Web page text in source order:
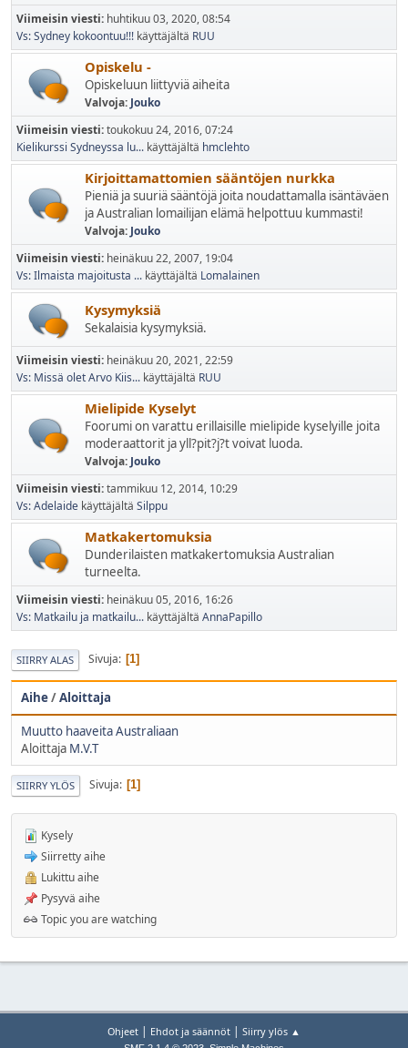
Viimeisin viesti: huhtikuu 03, 2020, 08:54
Vs: Sydney kokoontuu!!! käyttäjältä RUU
Opiskelu -
Opiskeluun liittyviä aiheita
Valvoja: Jouko
Viimeisin viesti:toukokuu 24, 2016, 07:24
Kielikurssi Sydneyssa lu... käyttäjältä hmclehto
Kirjoittamattomien sääntöjen nurkka
Pieniä ja suuriä sääntöjä joita noudattamalla isäntäväen
ja Australian lomailijan elämä helpottuu kummasti!
Valvoja: Jouko
Viimeisin viesti: heinäkuu 22, 2007, 19:04
Vs: Ilmaista majoitusta ... käyttäjältä Lomalainen
Kysymyksiä
Sekalaisia kysymyksiä.
Viimeisin viesti: heinäkuu 20, 2021, 22:59
Vs: Missä olet Arvo Kiis... käyttäjältä RUU
Mielipide Kyselyt
Foorumi on varattu erillaisille mielipide kyselyille joita
moderaattorit ja yll?pit?j?t voivat luoda.
Valvoja: Jouko
Viimeisin viesti:tammikuu 12, 2014, 10:29
Vs: Adelaide käyttäjältä Silppu
Matkakertomuksia
Dunderilaisten matkakertomuksia Australian
turneelta.
Viimeisin viesti: heinäkuu 05, 2016, 16:26
Vs: Matkailu ja matkailu... käyttäjältä AnnaPapillo
SIIRRY ALAS Sivuja 1
Aihe/Aloittaja
Muutto haaveita Australiaan
Aloittaja M.V.T
SIIRRY YLÖS Sivuja 1
Kysely
Siirretty aihe
Lukittu aihe
Pysyvä aihe
Topic you are watching
Ohjeet | Ehdot ja säännöt | Siirry ylös ▲